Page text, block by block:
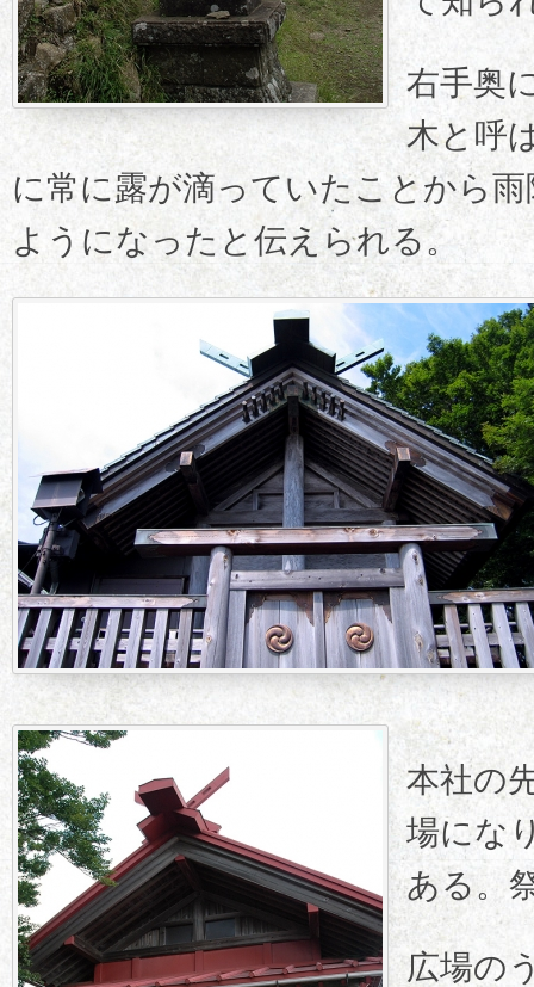
右手奥
木と呼
に常に露が滴っていたことから
ようになったと伝えられる。
本社の
場にな
ある。
広場の